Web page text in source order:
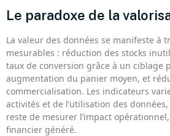
Le paradoxe de la
La valeur des données se manifeste à
mesurables : réduction des stocks
taux de conversion grâce à un ciblage
augmentation du panier moyen, et
commercialisation. Les indicateurs
activités et de l’utilisation des
reste de mesurer l’impact
financier généré.